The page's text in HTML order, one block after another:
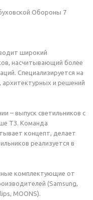
Обороны 7
широкий
насчитывающий более
Специализируется на
и решений
– выпуск светильников с
ТЗ. Команда
концепт, делает
реализуется в
комплектующие от
(Samsung,
MOONS).